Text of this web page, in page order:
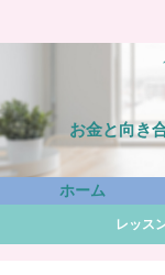
お金と向き
ホーム
レッス